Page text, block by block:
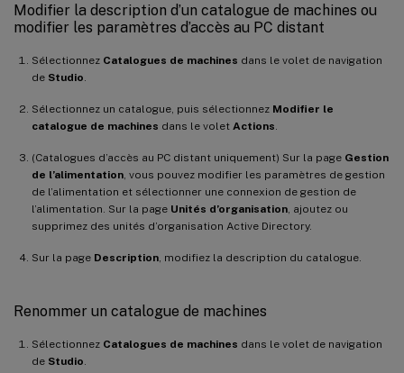
Modifier la description d’un catalogue de machines ou
modifier les paramètres d’accès au PC distant
Sélectionnez Catalogues de machines dans le volet de navigation
de Studio
Sélectionnez un catalogue, puis sélectionnez Modifier le
catalogue de machines dans le volet Actions
(Catalogues d’accès au PC distant uniquement) Sur la page Gestion
de l’alimentation , vous pouvez modifier les paramètres de gestion
de l’alimentation et sélectionner une connexion de gestion de
l’alimentation. Sur la page Unités d’organisation , ajoutez ou
supprimez des unités d’organisation Active Directory.
Sur la page Description , modifiez la description du catalogue.
Renommer un catalogue de machines
Sélectionnez Catalogues de machines dans le volet de navigation
de Studio